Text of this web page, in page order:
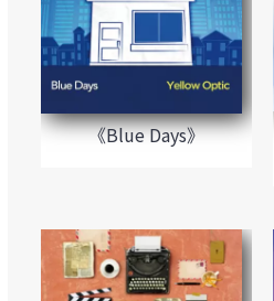
《Blue Days》